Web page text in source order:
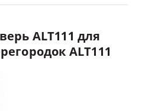
ALT111 для
ALT111